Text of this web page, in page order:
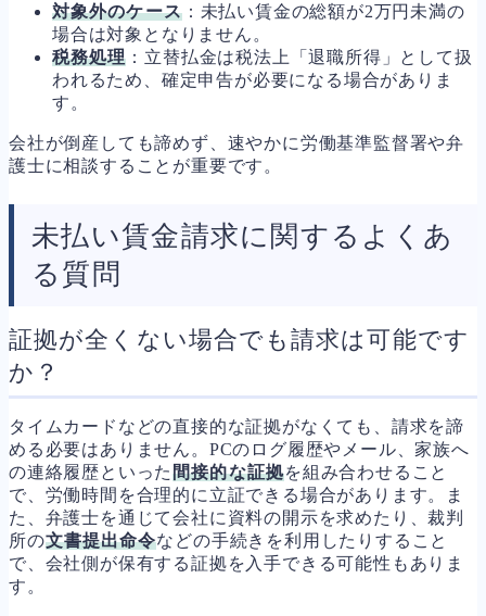
対象外のケース：未払い賃金の総額が2万円未満の
場合は対象となりません。
税務処理 ：立替払金は税法上「退職所得」として扱
われるため、確定申告が必要になる場合がありま
す。
会社が倒産しても諦めず、速やかに労働基準監督署や弁
護士に相談することが重要です。
未払い賃金請求に関するよくあ
る質問
証拠が全くない場合でも請求は可能です
か？
タイムカードなどの直接的な証拠がなくても、請求を諦
める必要はありません。PCのログ履歴やメール、家族へ
の連絡履歴といった間接的な証拠を組み合わせること
で、労働時間を合理的に立証できる場合があります。ま
た、弁護士を通じて会社に資料の開示を求めたり、裁判
所の文書提出命令などの手続きを利用したりすること
で、会社側が保有する証拠を入手できる可能性もありま
す。